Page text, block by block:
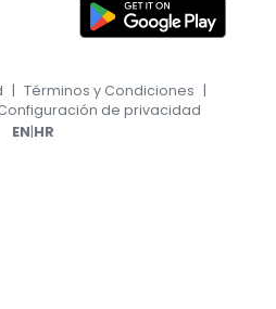
| Términos y Condiciones |
de privacidad
EN|HR